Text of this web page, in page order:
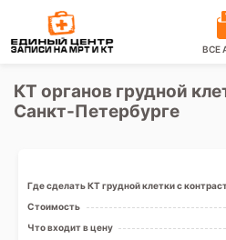
ВСЕ
КТ органов грудной
Санкт-Петербурге
Где сделать КТ грудной клетки с
Стоимость
Что входит в цену